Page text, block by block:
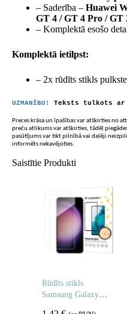
– Saderība – Huawei
GT 4 / GT 4 Pro / GT
– Komplektā esošo
Komplektā ietilpst:
– 2x rūdīts stikls
UZMANĪBU! Teksts tulkots ar
Preces krāsa un īpašības var atšķirties no
preču atlikums var atšķirties, tādēļ
pasūtījums var tikt pilnībā vai daļēji
informēts nekavējoties.
Saistītie Produkti
Rūdīts stikls
Samsung Galaxy